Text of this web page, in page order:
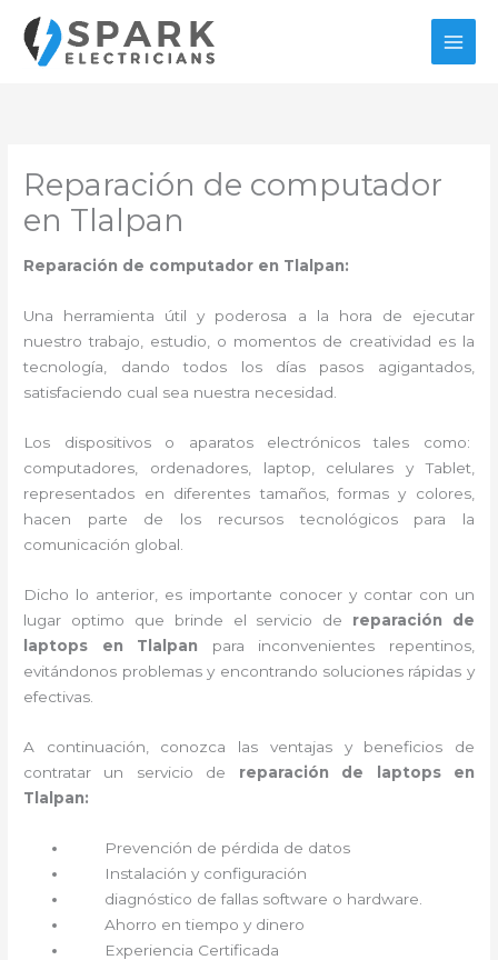
contenido
Reparación de computador
en Tlalpan
Reparación de computador en Tlalpan:
Una herramienta útil y poderosa a la hora de ejecutar
nuestro trabajo, estudio, o momentos de creatividad es la
tecnología, dando todos los días pasos agigantados,
satisfaciendo cual sea nuestra necesidad.
Los dispositivos o aparatos electrónicos tales como:
computadores, ordenadores, laptop, celulares y Tablet,
representados en diferentes tamaños, formas y colores,
hacen parte de los recursos tecnológicos para la
comunicación global.
Dicho lo anterior, es importante conocer y contar con un
lugar optimo que brinde el servicio de reparación de
laptops en Tlalpan para inconvenientes repentinos,
evitándonos problemas y encontrando soluciones rápidas y
efectivas.
A continuación, conozca las ventajas y beneficios de
contratar un servicio de reparación de laptops en
Tlalpan:
Prevención de pérdida de datos
Instalación y configuración
diagnóstico de fallas software o hardware
Ahorro en tiempo y dinero
Experiencia Certificada